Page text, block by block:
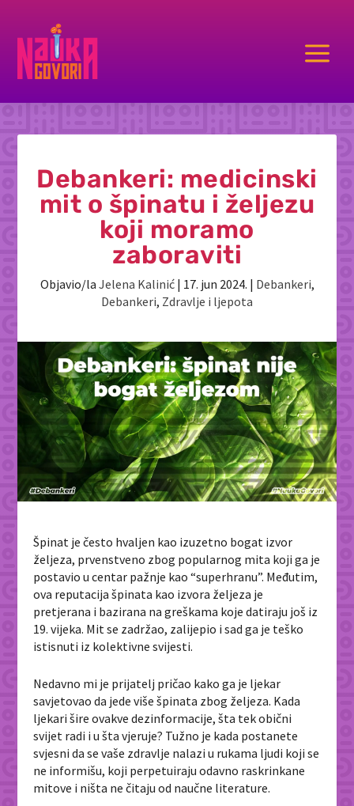
a
Debankeri: medicinski
mit o špinatu i željezu
koji moramo
zaboraviti
Objavio/la Jelena Kalinić| 17. jun 2024. | Debankeri,
Debankeri, Zdravlje i ljepota
Špinat je često hvaljen kao izuzetno bogat izvor
željeza, prvenstveno zbog popularnog mita koji ga je
postavio u centar pažnje kao “superhranu”. Međutim,
ova reputacija špinata kao izvora željeza je
pretjerana i bazirana na greškama koje datiraju još iz
19. vijeka. Mit se zadržao, zalijepio i sad ga je teško
istisnuti iz kolektivne svijesti.
Nedavno mi je prijatelj pričao kako ga je ljekar
savjetovao da jede više špinata zbog željeza. Kada
ljekari šire ovakve dezinformacije, šta tek obični
svijet radi i u šta vjeruje? Tužno je kada postanete
svjesni da se vaše zdravlje nalazi u rukama ljudi koji se
ne informišu, koji perpetuiraju odavno raskrinkane
mitove i ništa ne čitaju od naučne literature.